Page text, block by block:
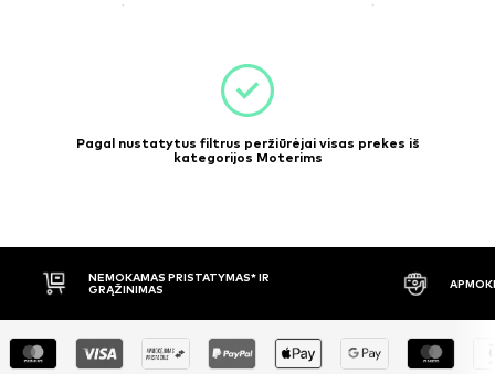
Pagal nustatytus filtrus peržiūrėjai visas prekes iš
kategorijos Moterims
NEMOKAMAS PRISTATYMAS* IR
GRĄŽINIMAS